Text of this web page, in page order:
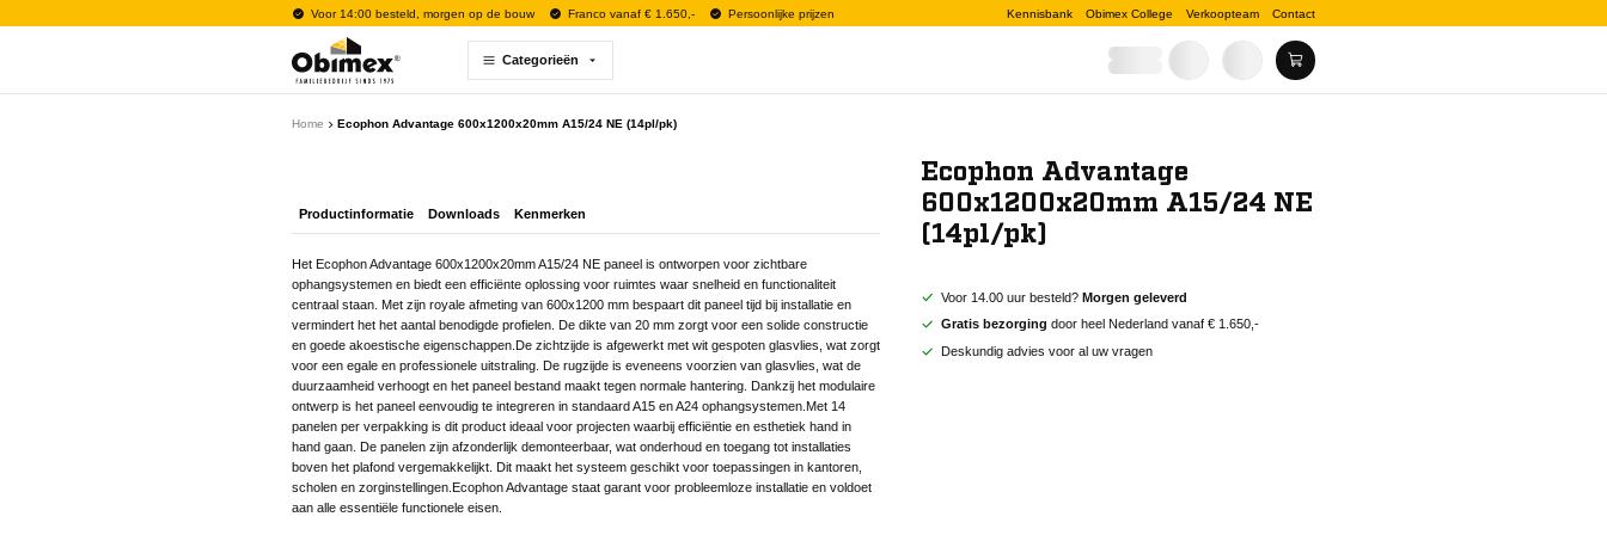
Voor 14:00 besteld, morgen op de bouw Franco vanaf € 1.650,- Persoonlijke prijzen Kennisbank Obimex College Verkoopteam Contact
Categorieën
Home Ecophon Advantage 600x1200x20mm A15/24 NE (14pl/pk)
Ecophon Advantage
600x1200x20mm A15/24 NE
(14pl/pk)
Voor 14.00 uur besteld? Morgen geleverd
Gratis bezorging door heel Nederland vanaf € 1.650,-
Deskundig advies voor al uw vragen
Productinformatie Downloads Kenmerken
Het Ecophon Advantage 600x1200x20mm A15/24 NE paneel is ontworpen voor zichtbare
ophangsystemen en biedt een efficiënte oplossing voor ruimtes waar snelheid en functionaliteit
centraal staan. Met zijn royale afmeting van 600x1200 mm bespaart dit paneel tijd bij installatie en
vermindert het het aantal benodigde profielen. De dikte van 20 mm zorgt voor een solide constructie
en goede akoestische eigenschappen.De zichtzijde is afgewerkt met wit gespoten glasvlies, wat zorgt
voor een egale en professionele uitstraling. De rugzijde is eveneens voorzien van glasvlies, wat de
duurzaamheid verhoogt en het paneel bestand maakt tegen normale hantering. Dankzij het modulaire
ontwerp is het paneel eenvoudig te integreren in standaard A15 en A24 ophangsystemen.Met 14
panelen per verpakking is dit product ideaal voor projecten waarbij efficiëntie en esthetiek hand in
hand gaan. De panelen zijn afzonderlijk demonteerbaar, wat onderhoud en toegang tot installaties
boven het plafond vergemakkelijkt. Dit maakt het systeem geschikt voor toepassingen in kantoren,
scholen en zorginstellingen.Ecophon Advantage staat garant voor probleemloze installatie en voldoet
aan alle essentiële functionele eisen.